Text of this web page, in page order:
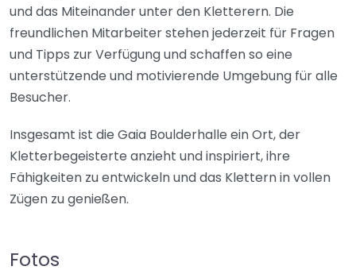
und das Miteinander unter den Kletterern. Die
freundlichen Mitarbeiter stehen jederzeit für Fragen
und Tipps zur Verfügung und schaffen so eine
unterstützende und motivierende Umgebung für alle
Besucher.
Insgesamt ist die Gaia Boulderhalle ein Ort, der
Kletterbegeisterte anzieht und inspiriert, ihre
Fähigkeiten zu entwickeln und das Klettern in vollen
Zügen zu genießen.
Fotos